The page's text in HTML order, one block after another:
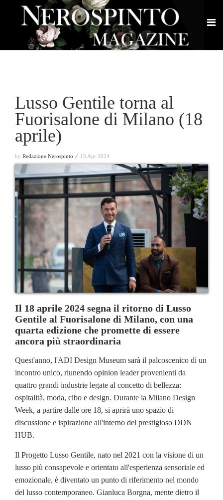
Lusso Gentile torna al
Fuorisalone di Milano (18
aprile)
by Redazione Nerospinto ⁄ 15 Apr 2024
Il 18 aprile 2024 segna il ritorno di Lusso
Gentile al Fuorisalone di Milano, con una
quarta edizione che promette di essere
ancora più straordinaria
Quest'anno, l'ADI Design Museum sarà il palcoscenico di un
incontro unico, riunendo opinion leader provenienti da
quattro grandi industrie legate al concetto di bellezza:
ospitalità, moda, cibo e design. Durante la Milano Design
Week, a partire dalle ore 18, si aprirà uno spazio di
discussione e ispirazione all'interno del prestigioso DDN
HUB.
Il Progetto Lusso Gentile, nato nel 2021 con la visione di un
lusso più consapevole e orientato all'esperienza sensoriale ed
emozionale, è diventato un punto di riferimento nel mondo
del lusso contemporaneo. Gianluca Borgna, mente dietro il